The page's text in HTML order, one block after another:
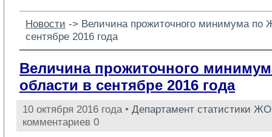
Новости -> Величина прожиточного минимума по
сентябре 2016 года
Величина прожиточного
области в сентябре 2016 года
10 октября 2016 года • Департамент статистики ЖО
комментариев 0